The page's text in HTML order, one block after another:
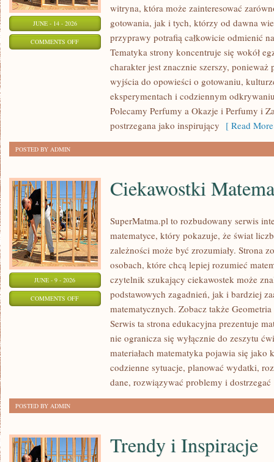
JUNE - 14 - 2026
COMMENTS OFFON
witryna, która może zainteresować
gotowania, jak i tych, którzy od dawna
przyprawy potrafią całkowicie odmienić
Tematyka strony koncentruje się wokół
charakter jest znacznie szerszy,
wyjścia do opowieści o gotowaniu,
eksperymentach i codziennym
Polecamy Perfumy a Okazje i Perfumy i
postrzegana jako inspirujący [ Read
POSTED BY ADMIN
JUNE - 9 - 2026
COMMENTS OFFON
CIEKAWOSTKI
MATEMATYCZNE
Ciekawostki
SuperMatma.pl to rozbudowany serwis
matematyce, który pokazuje, że świat
zależności może być zrozumiały. Strona
osobach, które chcą lepiej rozumieć
czytelnik szukający ciekawostek może
podstawowych zagadnień, jak i bardziej
matematycznych. Zobacz także
Serwis ta strona edukacyjna prezentuje
nie ogranicza się wyłącznie do zeszytu
materiałach matematyka pojawia się
codzienne sytuacje, planować wydatki,
dane, rozwiązywać problemy i dostrzegać
POSTED BY ADMIN
Trendy i Inspiracje